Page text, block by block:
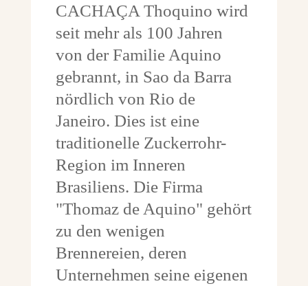
CACHAÇA Thoquino wird
seit mehr als 100 Jahren
von der Familie Aquino
gebrannt, in Sao da Barra
nördlich von Rio de
Janeiro. Dies ist eine
traditionelle Zuckerrohr-
Region im Inneren
Brasiliens. Die Firma
"Thomaz de Aquino" gehört
zu den wenigen
Brennereien, deren
Unternehmen seine eigenen